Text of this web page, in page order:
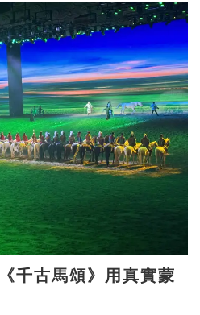
千古馬頌》用真實蒙